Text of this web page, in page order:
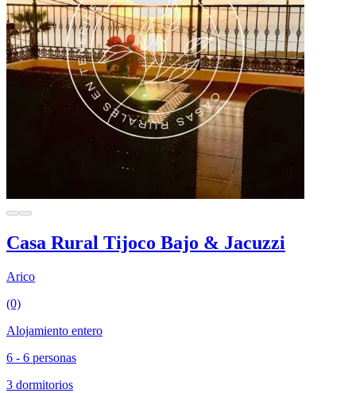
Casa Rural Tijoco Bajo & Jacuzzi
Arico
(0)
Alojamiento entero
6 - 6 personas
3 dormitorios